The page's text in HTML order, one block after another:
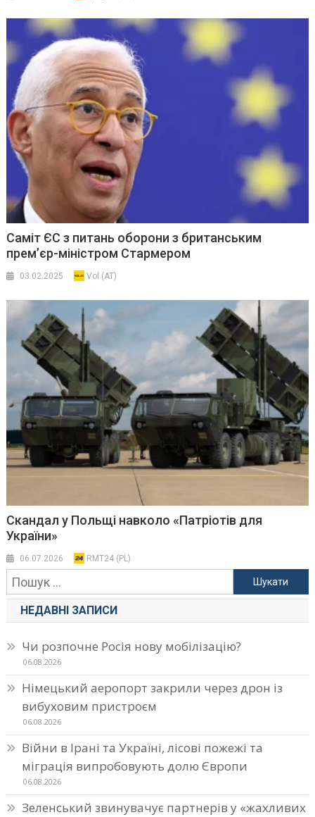
Саміт ЄС з питань оборони з британським
прем’єр-міністром Стармером
03.02.2025 Vol (AT)
Скандал у Польщі навколо «Патріотів для
України»
06.07.2026 RMT24 (PL)
Пошук:
НЕДАВНІ ЗАПИСИ
Чи розпочне Росія нову мобілізацію?
06.08.2026
Німецький аеропорт закрили через дрон із
вибуховим пристроєм
06.08.2026
Війни в Ірані та Україні, лісові пожежі та
міграція випробовують долю Європи
06.08.2026
Зеленський звинувачує партнерів у «жахливих